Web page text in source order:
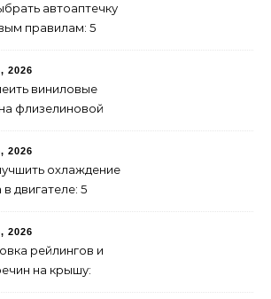
автоаптечку
правилам: 5
2026
виниловые
флизелиновой
2026
охлаждение
двигателе: 5
2026
рейлингов и
на крышу: